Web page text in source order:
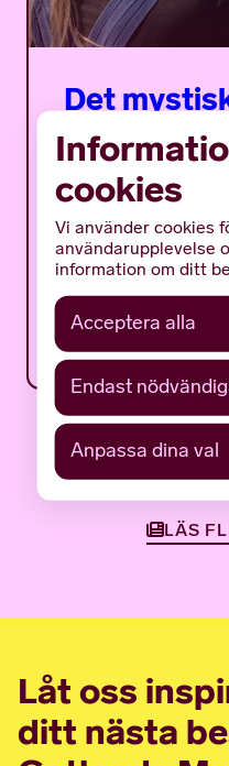
Det
ett
träsket
för ungdomar med
mäktigaste och
det tidigmedeltida
12 JUNI 2026 NYHETER
LÄS
Låt oss
ditt nästa
cookies
Vi använder cookies
användarupplevelse
information om ditt
Acceptera alla
Endast
Anpassa dina val